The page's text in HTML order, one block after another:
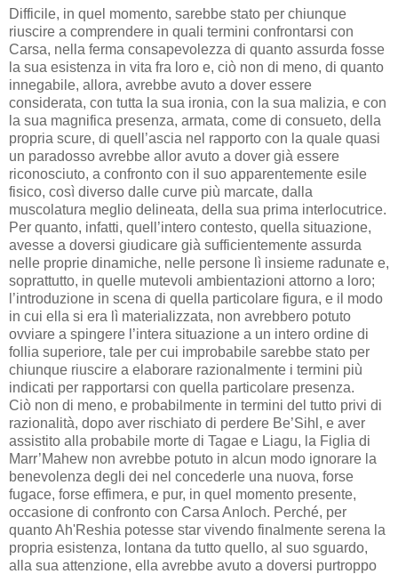
Difficile, in quel momento, sarebbe stato per chiunque
riuscire a comprendere in quali termini confrontarsi con
Carsa, nella ferma consapevolezza di quanto assurda fosse
la sua esistenza in vita fra loro e, ciò non di meno, di quanto
innegabile, allora, avrebbe avuto a dover essere
considerata, con tutta la sua ironia, con la sua malizia, e con
la sua magnifica presenza, armata, come di consueto, della
propria scure, di quell’ascia nel rapporto con la quale quasi
un paradosso avrebbe allor avuto a dover già essere
riconosciuto, a confronto con il suo apparentemente esile
fisico, così diverso dalle curve più marcate, dalla
muscolatura meglio delineata, della sua prima interlocutrice.
Per quanto, infatti, quell’intero contesto, quella situazione,
avesse a doversi giudicare già sufficientemente assurda
nelle proprie dinamiche, nelle persone lì insieme radunate e,
soprattutto, in quelle mutevoli ambientazioni attorno a loro;
l’introduzione in scena di quella particolare figura, e il modo
in cui ella si era lì materializzata, non avrebbero potuto
ovviare a spingere l’intera situazione a un intero ordine di
follia superiore, tale per cui improbabile sarebbe stato per
chiunque riuscire a elaborare razionalmente i termini più
indicati per rapportarsi con quella particolare presenza.
Ciò non di meno, e probabilmente in termini del tutto privi di
razionalità, dopo aver rischiato di perdere Be’Sihl, e aver
assistito alla probabile morte di Tagae e Liagu, la Figlia di
Marr’Mahew non avrebbe potuto in alcun modo ignorare la
benevolenza degli dei nel concederle una nuova, forse
fugace, forse effimera, e pur, in quel momento presente,
occasione di confronto con Carsa Anloch. Perché, per
quanto Ah'Reshia potesse star vivendo finalmente serena la
propria esistenza, lontana da tutto quello, al suo sguardo,
alla sua attenzione, ella avrebbe avuto a doversi purtroppo